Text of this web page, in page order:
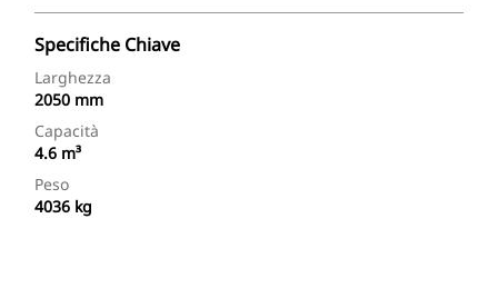
Specifiche Chiave
Larghezza
2050 mm
Capacità
4.6 m³
Peso
4036 kg